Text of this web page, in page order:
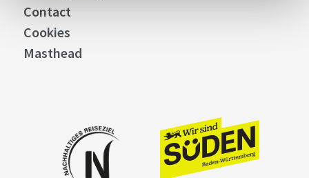
Contact
Cookies
Masthead